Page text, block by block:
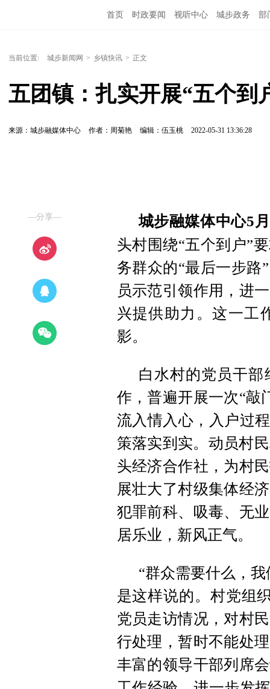
首页 时政要闻 视听中心 城步政务 部
当前位置: 城步新闻网 > 乡镇快讯 > 正文
五团镇：扎实开展“五个到
来源：城步融媒体中心 作者：周菊艳 编辑：伍玉桃 2022-05-31 13:36:28
—分享—
城步融媒体中心5
头村围绕“五个到户”
务群众的“最后一步路
员示范引领作用，进
兴提供助力。这一工
影。
白水村的党员干部
作，普遍开展一次“敲
流入情入心，入户过
策落实到实。动员村
头经济合作社，为村
展壮大了村级集体经
犯罪前科、吸毒、无
居乐业，新风正气。
“群众需要什么，
是这样说的。村党组
党员走访情况，对村
行处理，暂时不能处
丰富的领导干部列席